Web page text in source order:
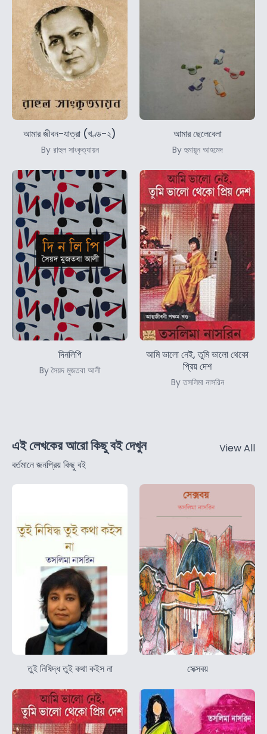
আমার জীবন-যাত্রা (খণ্ড-২)
By রাহুল সাংকৃত্যায়ন
আমার ছেলেবেলা
By হুমায়ূন আহমেদ
দিনলিপি
By সৈয়দ মুজতবা আলী
আমি ভালো নেই, তুমি ভালো থেকো
প্রিয় দেশ
By তসলিমা নাসরিন
এই লেখকের আরো কিছু বই দেখুন
বর্তমানে জনপ্রিয় কিছু বই
View All
তুই নিষিদ্ধ তুই কথা কইস না সেক্সবয়